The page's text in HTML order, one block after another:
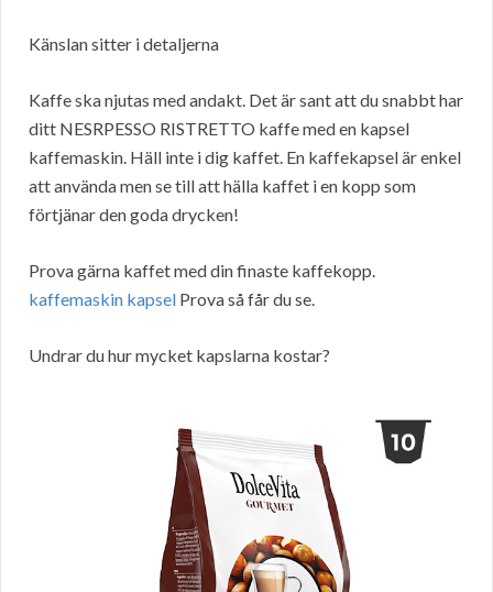
Känslan sitter i detaljerna
Kaffe ska njutas med andakt. Det är sant att du snabbt har
ditt NESRPESSO RISTRETTO kaffe med en kapsel
kaffemaskin. Häll inte i dig kaffet. En kaffekapsel är enkel
att använda men se till att hälla kaffet i en kopp som
förtjänar den goda drycken!
Prova gärna kaffet med din finaste kaffekopp.
kaffemaskin kapsel Prova så får du se.
Undrar du hur mycket kapslarna kostar?